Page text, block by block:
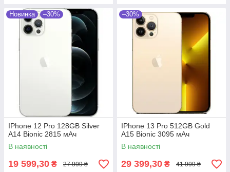
Новинка –30%
IPhone 12 Pro 128GB Silver
A14 Bionic 2815 мАч
В наявності
19 599,30 ₴ 27 999 ₴
–30%
IPhone 13 Pro 512GB Gold
A15 Bionic 3095 мАч
В наявності
29 399,30 ₴ 41 999 ₴